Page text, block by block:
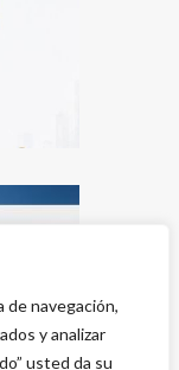
de navegación,
y analizar
usted da su